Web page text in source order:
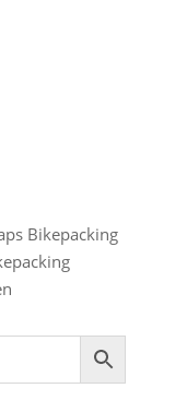
Bikepacking